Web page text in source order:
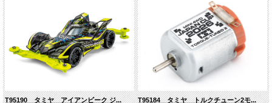
T95190 タミヤ アイアンビーク ジ... T95184 タミヤ トルクチューン2モ...